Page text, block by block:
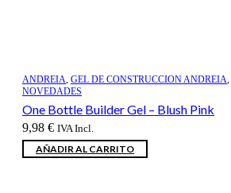
ANDREIA, GEL DE CONSTRUCCION ANDREIA,
NOVEDADES
One Bottle Builder Gel – Blush Pink
9,98 € IVA Incl.
AÑADIR AL CARRITO